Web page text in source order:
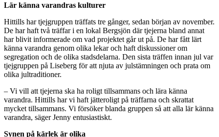
Lär känna varandras kulturer
Hittills har tjejgruppen träffats tre gånger, sedan början av november.
De har haft två träffar i en lokal Bergsjön där tjejerna bland annat
har blivit informerade om vad projektet går ut på. De har fått lärt
känna varandra genom olika lekar och haft diskussioner om
segregation och de olika stadsdelarna. Den sista träffen innan jul var
tjejgruppen på Liseberg för att njuta av julstämningen och prata om
olika jultraditioner.
– Vi vill att tjejerna ska ha roligt tillsammans och lära känna
varandra. Hittills har vi haft jätteroligt på träffarna och skrattat
mycket tillsammans. Vi försöker blanda gruppen så att alla lär känna
varandra, säger Jenny entusiastiskt.
Synen på kärlek är olika